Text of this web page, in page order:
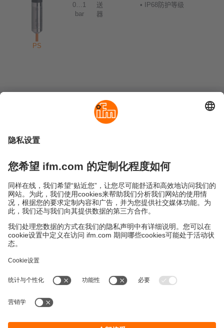
PS
0…1
bar
送
器
• IP68防护等级
地点 (EN)
隐私政策
易福门电子(上海)有限公司
上海市浦东新区
盛夏路61弄1号楼6层
邮编: 201203
总机: 021 3813 4800
电子邮箱:info.cn@ifm.com
沪ICP备19047231号-1
沪公网安备31011502010310号
工作时间：
（节假日除外）